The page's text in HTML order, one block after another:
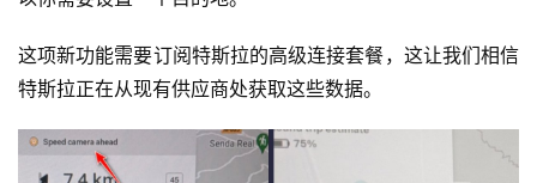
这项新功能需要订阅特斯拉的高级连接套餐，这让我们相信
特斯拉正在从现有供应商处获取这些数据。